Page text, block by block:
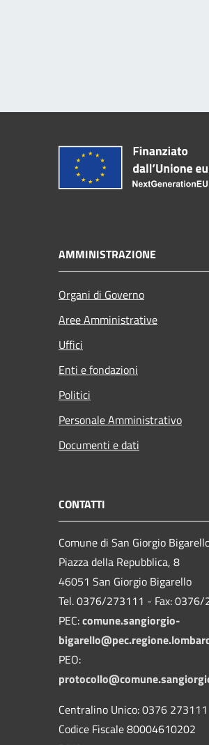
AMMINISTRAZIONE
Organi di Governo
Aree Amministrative
Uffici
Enti e fondazioni
Politici
Personale Amministrativo
Documenti e dati
CONTATTI
Comune di San Giorgio
Piazza della Repubblica, 8
46051 San Giorgio Bigarello
Tel. 0376/273111 - Fax:
PEC:comune.sangiorgio-
PEO:
Centralino Unico: 0376 273111
Codice Fiscale 80004610202